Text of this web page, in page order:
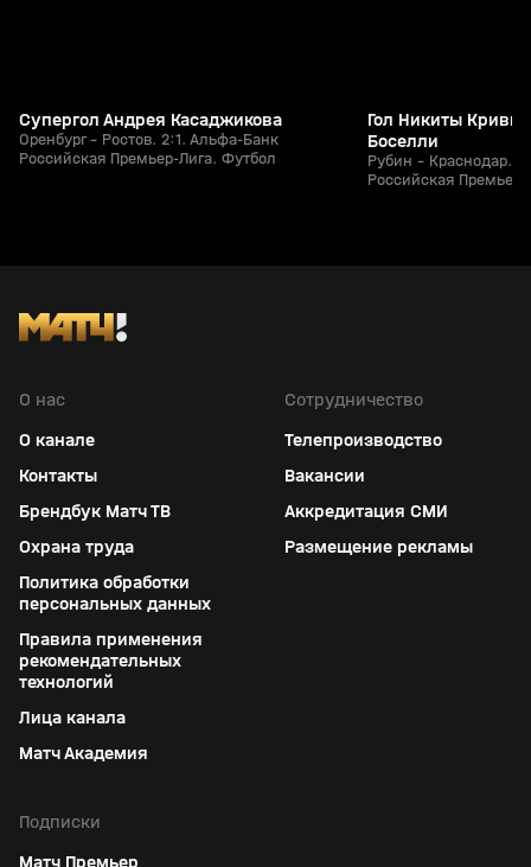
Супергол Андрея Касаджикова
Оренбург - Ростов. 2:1. Альфа-Банк
Российская Премьер-Лига. Футбол
Гол Никиты
Боселли
Рубин - Краснодар.
Российская
О нас
О канале
Контакты
Брендбук Матч ТВ
Охрана труда
Политика обработки
персональных данных
Правила применения
рекомендательных
технологий
Лица канала
Матч Академия
Сотрудничество
Телепроизводство
Вакансии
Аккредитация СМИ
Размещение рекламы
Подписки
Матч Премьер